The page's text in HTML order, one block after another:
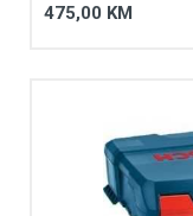
475,00 KM